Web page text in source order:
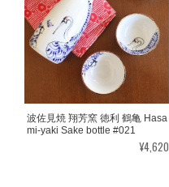
波佐見焼 翔芳窯 徳利 鶴亀 Hasa
mi-yaki Sake bottle #021
¥4,620